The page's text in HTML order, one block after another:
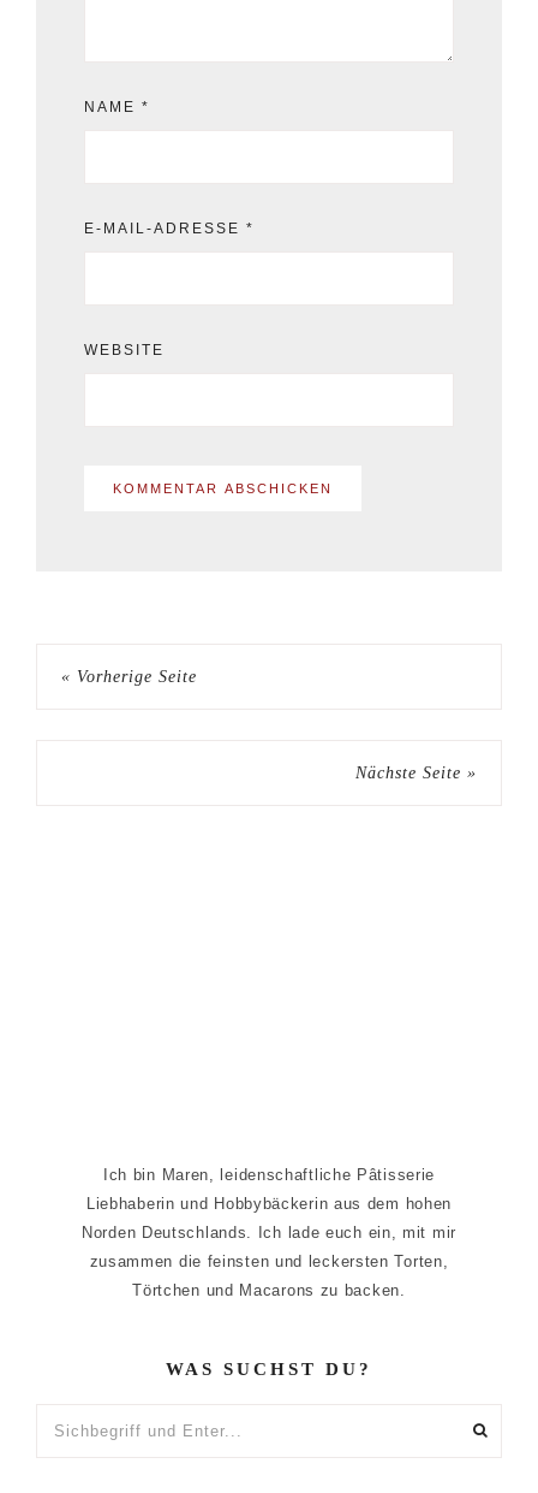
NAME *
E-MAIL-ADRESSE *
WEBSITE
« Vorherige Seite
Nächste Seite »
Ich bin Maren, leidenschaftliche Pâtisserie
Liebhaberin und Hobbybäckerin aus dem hohen
Norden Deutschlands. Ich lade euch ein, mit mir
zusammen die feinsten und leckersten Torten,
Törtchen und Macarons zu backen.
WAS SUCHST DU?